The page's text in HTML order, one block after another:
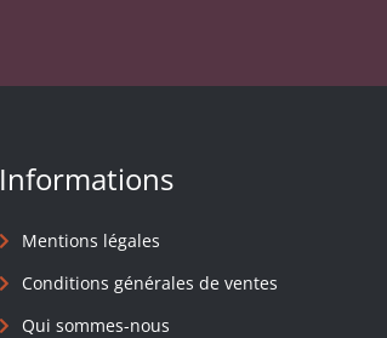
Informations
Mentions légales
Conditions générales de ventes
Qui sommes-nous